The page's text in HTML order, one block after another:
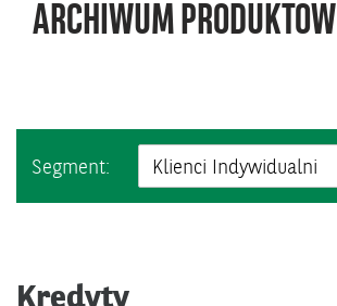
ARCHIWUM PRODUKTÓW
Segment:
Kredyty